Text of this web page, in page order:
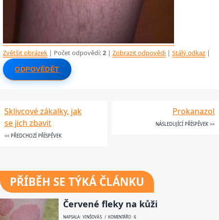
Zvětšit obrázek | Počet odpovědí:2 |Zobrazit odpovědi |Stálý odkaz |
ODPOVĚDĚT
Sklivcové zákalky, jak
se jich zbavit
<< PŘEDCHOZÍ PŘÍSPĚVEK
Prokanazol
NÁSLEDUJÍCÍ PŘÍSPĚVEK >>
PŘÍBĚH SE TÝKÁ ČLÁNKU
Červené fleky na kůži
NAPSALA: VINŠOVÁ S. / KOMENTÁŘŮ: 6